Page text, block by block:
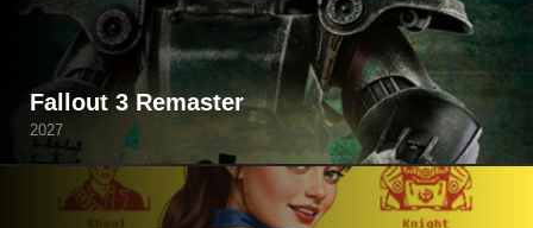
Fallout 3 Remaster
2027